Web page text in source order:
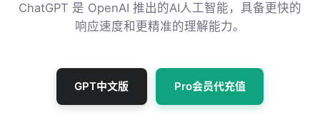
ChatGPT 是 OpenAI 推出的AI人工智能，具备更快的
响应速度和更精准的理解能力。
GPT中文版 Pro会员代充值